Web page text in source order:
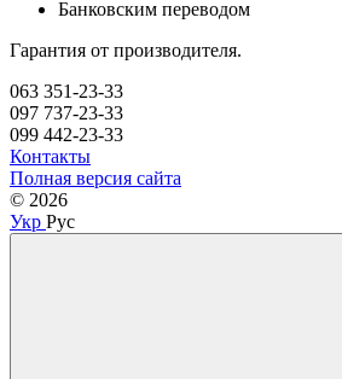
Банковским переводом
Гарантия от производителя.
063 351-23-33
097 737-23-33
099 442-23-33
Контакты
Полная версия сайта
© 2026
Укр Рус